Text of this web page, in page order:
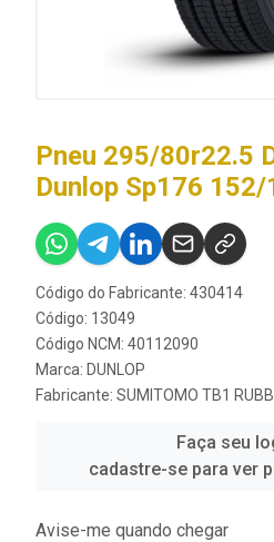
Pneu 295/80r22.5
Dunlop Sp176 152/
Código do Fabricante: 430414
Código: 13049
Código NCM: 40112090
Marca: DUNLOP
Fabricante: SUMITOMO TB1
Faça seu
cadastre-se para ver
Avise-me quando chegar